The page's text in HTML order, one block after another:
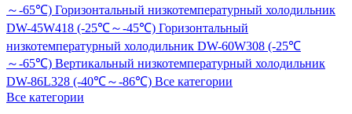
～-65℃) Горизонтальный низкотемпературный холодильник
DW-45W418 (-25℃～-45℃) Горизонтальный
низкотемпературный холодильник DW-60W308 (-25℃
～-65℃) Вертикальный низкотемпературный холодильник
DW-86L328 (-40℃～-86℃) Все категории
Все категории